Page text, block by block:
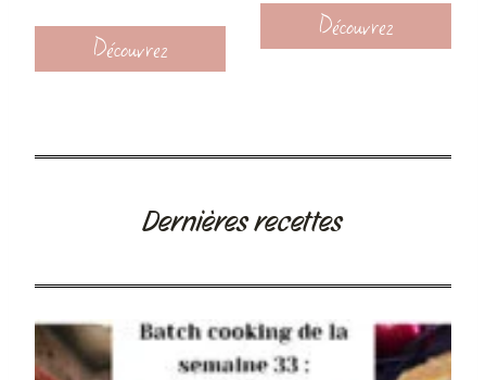
Découvrez
Découvrez
Dernières recettes